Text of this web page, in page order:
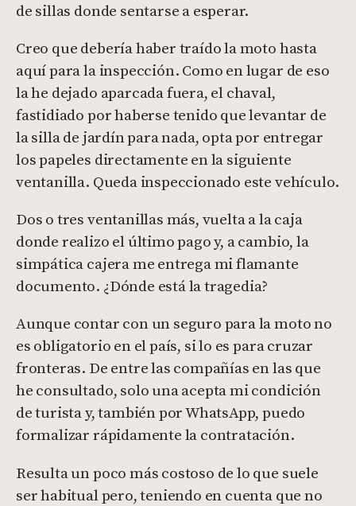
de sillas donde sentarse a esperar.
Creo que debería haber traído la moto hasta
aquí para la inspección. Como en lugar de eso
la he dejado aparcada fuera, el chaval,
fastidiado por haberse tenido que levantar de
la silla de jardín para nada, opta por entregar
los papeles directamente en la siguiente
ventanilla. Queda inspeccionado este vehículo.
Dos o tres ventanillas más, vuelta a la caja
donde realizo el último pago y, a cambio, la
simpática cajera me entrega mi flamante
documento. ¿Dónde está la tragedia?
Aunque contar con un seguro para la moto no
es obligatorio en el país, si lo es para cruzar
fronteras. De entre las compañías en las que
he consultado, solo una acepta mi condición
de turista y, también por WhatsApp, puedo
formalizar rápidamente la contratación.
Resulta un poco más costoso de lo que suele
ser habitual pero, teniendo en cuenta que no